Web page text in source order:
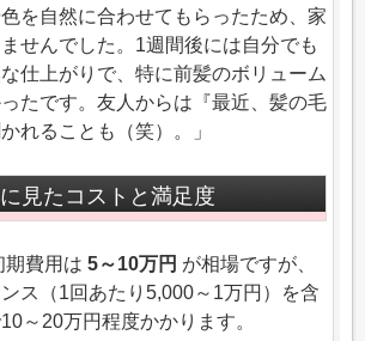
を自然に合わせてもらったため、家
せんでした。1週間後には自分でも
仕上がりで、特に前髪のボリューム
たです。友人からは『最近、髪の毛
れることも（笑）。」
見たコストと満足度
期費用は 5～10万円 が相場ですが、
ス（1回あたり5,000～1万円）を含
～20万円程度かかります。